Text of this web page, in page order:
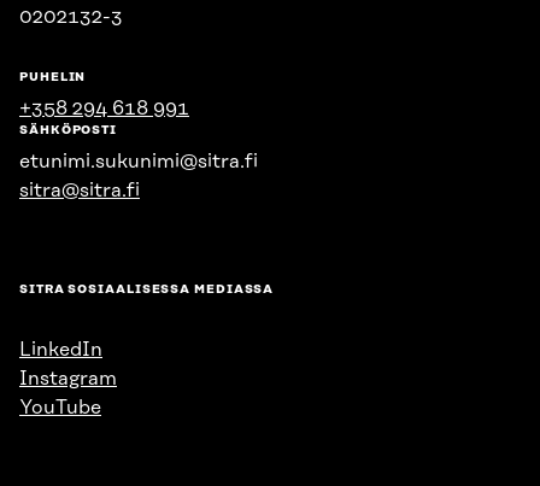
0202132-3
PUHELIN
+358 294 618 991
SÄHKÖPOSTI
etunimi.sukunimi@sitra.fi
sitra@sitra.fi
SITRA SOSIAALISESSA MEDIASSA
LinkedIn
Instagram
YouTube